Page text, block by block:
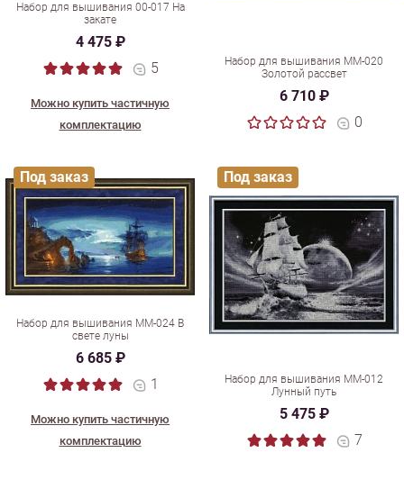
Набор для вышивания 00-017 На
закате
4 475 ₽
5
Можно купить частичную
комплектацию
Набор для вышивания ММ-020
Золотой рассвет
6 710 ₽
0
Набор для вышивания ММ-024 В
свете луны
6 685 ₽
1
Можно купить частичную
комплектацию
Под заказ
Набор для вышивания ММ-012
Лунный путь
5 475 ₽
7
Под заказ